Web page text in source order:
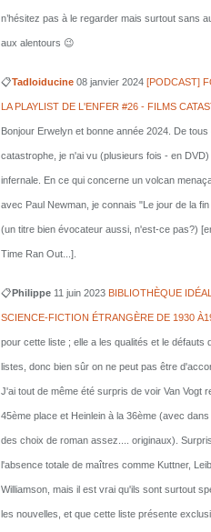
n’hésitez pas à le regarder mais surtout sans
aux alentours 😉
📋Tadloiducine 08 janvier 2024 [PODCAST]
LA PLAYLIST DE L'ENFER #26 - FILMS
Bonjour Erwelyn et bonne année 2024. De tous
catastrophe, je n'ai vu (plusieurs fois - en
infernale. En ce qui concerne un volcan
avec Paul Newman, je connais "Le jour de la
(un titre bien évocateur aussi, n'est-ce pas?)
Time Ran Out...].
📋Philippe 11 juin 2023 BIBLIOTHÈQUE
SCIENCE-FICTION ÉTRANGÈRE DE 1930
pour cette liste ; elle a les qualités et le défauts
listes, donc bien sûr on ne peut pas être
J'ai tout de même été surpris de voir Van Vogt
45ème place et Heinlein à la 36ème (avec
des choix de roman assez.... originaux).
l'absence totale de maîtres comme Kuttner,
Williamson, mais il est vrai qu'ils sont surtout
les nouvelles, et que cette liste présente